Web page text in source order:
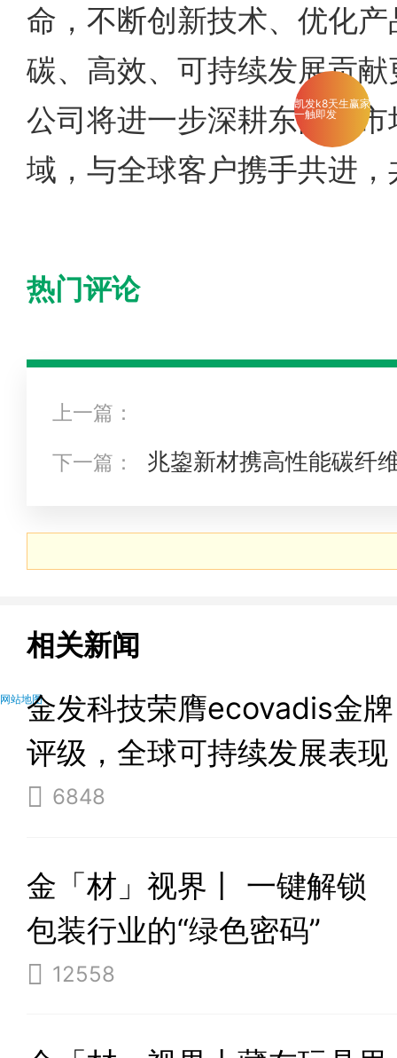
命，不断创新技术、优化
碳、高效、可持续发展贡
公司将进一步深耕东南亚
域，与全球客户携手共进
热门评论
上一篇：
下一篇：
兆鋆新材携高性能碳纤
相关新闻
金发科技荣膺ecovadis金牌
评级，全球可持续发展表现
位列前5%
6848
金「材」视界丨 一键解锁
包装行业的“绿色密码”
12558
凯发k8天生赢家
一触即发
网站地图